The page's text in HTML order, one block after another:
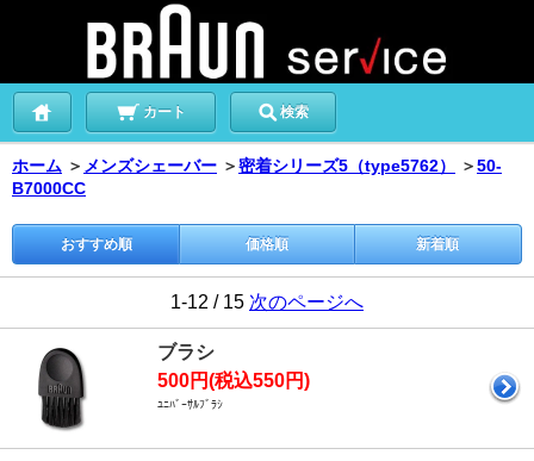
カート 検索
ホーム ＞ メンズシェーバー ＞密着シリーズ5（type5762） ＞50-
B7000CC
おすすめ順 価格順 新着順
1-12 / 15 次のページへ
ブラシ
500円(税込550円)
ﾕﾆﾊﾞｰｻﾙﾌﾞﾗｼ